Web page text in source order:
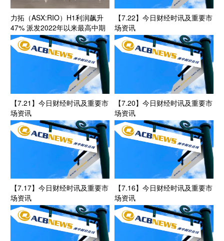
力拓（ASX:RIO）H1利润飙升
47% 派发2022年以来最高中期
股息
【7.22】今日财经时讯及重要市
场资讯
【7.21】今日财经时讯及重要市
场资讯
【7.20】今日财经时讯及重要市
场资讯
【7.17】今日财经时讯及重要市
场资讯
【7.16】今日财经时讯及重要市
场资讯